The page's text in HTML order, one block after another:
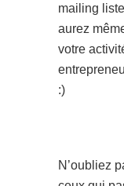
mailing
aurez
votre
:)
N’oubliez